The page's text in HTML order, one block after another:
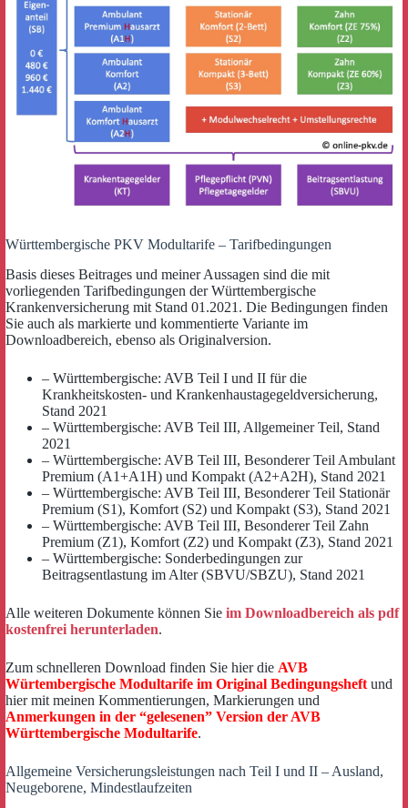
Württembergische PKV Modultarife – Tarifbedingungen
Basis dieses Beitrages und meiner Aussagen sind die mit
vorliegenden Tarifbedingungen der Württembergische
Krankenversicherung mit Stand 01.2021. Die Bedingungen finden
Sie auch als markierte und kommentierte Variante im
Downloadbereich, ebenso als Originalversion.
– Württembergische: AVB Teil I und II für die
Krankheitskosten- und Krankenhaustagegeldversicherung,
Stand 2021
– Württembergische: AVB Teil III, Allgemeiner Teil, Stand
2021
– Württembergische: AVB Teil III, Besonderer Teil Ambulant
Premium (A1+A1H) und Kompakt (A2+A2H), Stand 2021
– Württembergische: AVB Teil III, Besonderer Teil Stationär
Premium (S1), Komfort (S2) und Kompakt (S3), Stand 2021
– Württembergische: AVB Teil III, Besonderer Teil Zahn
Premium (Z1), Komfort (Z2) und Kompakt (Z3), Stand 2021
– Württembergische: Sonderbedingungen zur
Beitragsentlastung im Alter (SBVU/SBZU), Stand 2021
Alle weiteren Dokumente können Sie im Downloadbereich als pdf
kostenfrei herunterladen.
Zum schnelleren Download finden Sie hier die AVB
Würtembergische Modultarife im Original Bedingungsheft und
hier mit meinen Kommentierungen, Markierungen und
Anmerkungen in der “gelesenen” Version der AVB
Württembergische Modultarife.
Allgemeine Versicherungsleistungen nach Teil I und II – Ausland,
Neugeborene, Mindestlaufzeiten